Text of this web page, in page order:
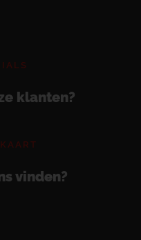
klanten?
vinden?